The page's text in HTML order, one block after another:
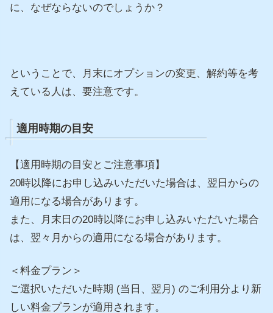
に、なぜならないのでしょうか？
ということで、月末にオプションの変更、解約等を考
えている人は、要注意です。
適用時期の目安
【適用時期の目安とご注意事項】
20時以降にお申し込みいただいた場合は、 翌日からの
適用になる場合があります。
また、月末日の20時以降にお申し込みいただいた場合
は、 翌々月からの適用になる場合があります。
＜料金プラン＞
ご選択いただいた時期 (当日、翌月) のご利用分より新
しい料金プランが適用されます。